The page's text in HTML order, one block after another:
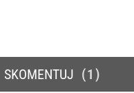
SKOMENTUJ 1